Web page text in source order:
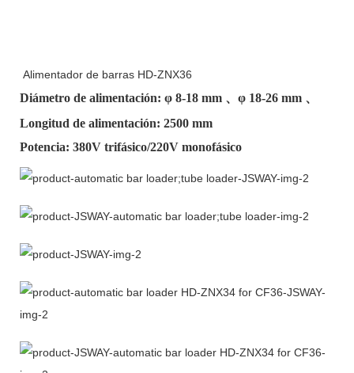
Alimentador de barras HD-ZNX36
Diámetro de alimentación: φ 8-18 mm 、φ 18-26 mm 、
Longitud de alimentación: 2500 mm
Potencia: 380V trifásico/220V monofásico